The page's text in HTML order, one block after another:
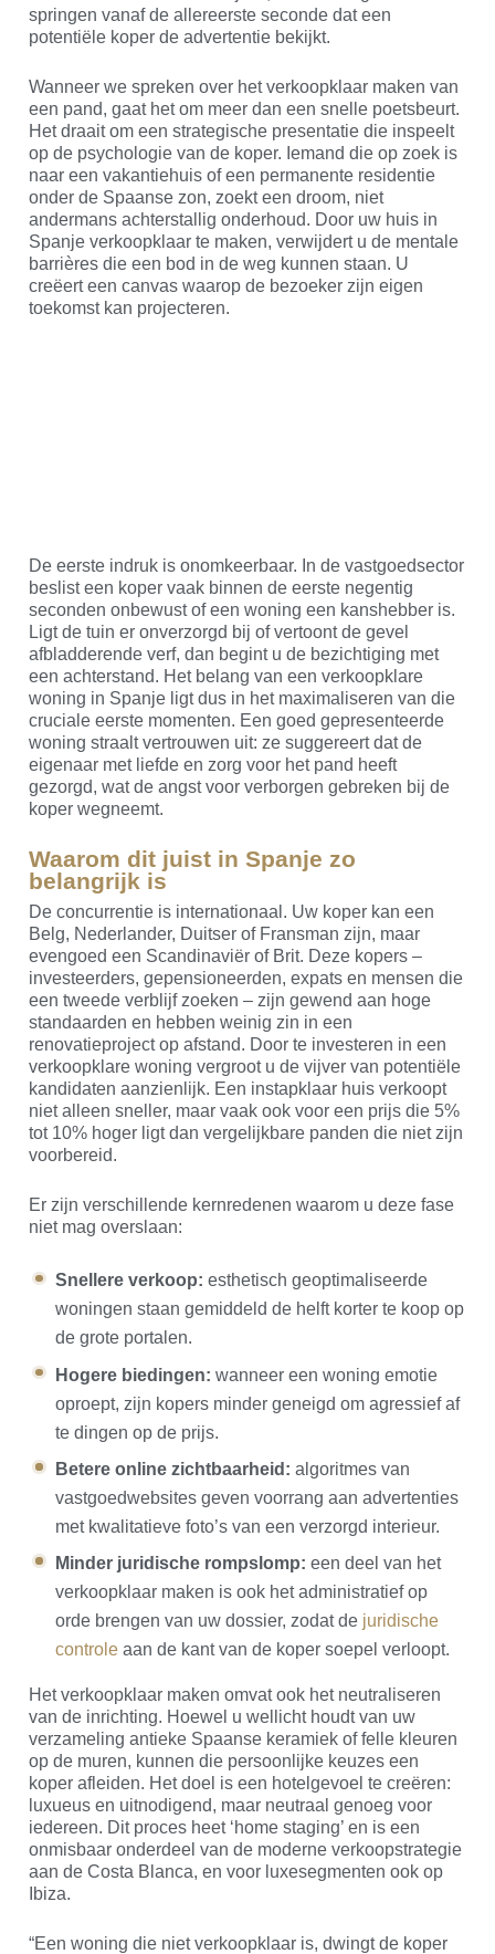
springen vanaf de allereerste seconde dat een
potentiële koper de advertentie bekijkt.
Wanneer we spreken over het verkoopklaar maken van
een pand, gaat het om meer dan een snelle poetsbeurt.
Het draait om een strategische presentatie die inspeelt
op de psychologie van de koper. Iemand die op zoek is
naar een vakantiehuis of een permanente residentie
onder de Spaanse zon, zoekt een droom, niet
andermans achterstallig onderhoud. Door uw huis in
Spanje verkoopklaar te maken, verwijdert u de mentale
barrières die een bod in de weg kunnen staan. U
creëert een canvas waarop de bezoeker zijn eigen
toekomst kan projecteren.
De eerste indruk is onomkeerbaar. In de vastgoedsector
beslist een koper vaak binnen de eerste negentig
seconden onbewust of een woning een kanshebber is.
Ligt de tuin er onverzorgd bij of vertoont de gevel
afbladderende verf, dan begint u de bezichtiging met
een achterstand. Het belang van een verkoopklare
woning in Spanje ligt dus in het maximaliseren van die
cruciale eerste momenten. Een goed gepresenteerde
woning straalt vertrouwen uit: ze suggereert dat de
eigenaar met liefde en zorg voor het pand heeft
gezorgd, wat de angst voor verborgen gebreken bij de
koper wegneemt.
Waarom dit juist in Spanje zo
belangrijk is
De concurrentie is internationaal. Uw koper kan een
Belg, Nederlander, Duitser of Fransman zijn, maar
evengoed een Scandinaviër of Brit. Deze kopers –
investeerders, gepensioneerden, expats en mensen die
een tweede verblijf zoeken – zijn gewend aan hoge
standaarden en hebben weinig zin in een
renovatieproject op afstand. Door te investeren in een
verkoopklare woning vergroot u de vijver van potentiële
kandidaten aanzienlijk. Een instapklaar huis verkoopt
niet alleen sneller, maar vaak ook voor een prijs die 5%
tot 10% hoger ligt dan vergelijkbare panden die niet zijn
voorbereid.
Er zijn verschillende kernredenen waarom u deze fase
niet mag overslaan:
Snellere verkoop: esthetisch geoptimaliseerde
woningen staan gemiddeld de helft korter te koop op
de grote portalen.
Hogere biedingen: wanneer een woning emotie
oproept, zijn kopers minder geneigd om agressief af
te dingen op de prijs.
Betere online zichtbaarheid: algoritmes van
vastgoedwebsites geven voorrang aan advertenties
met kwalitatieve foto’s van een verzorgd interieur.
Minder juridische rompslomp: een deel van het
verkoopklaar maken is ook het administratief op
orde brengen van uw dossier, zodat de juridische
controle aan de kant van de koper soepel verloopt.
Het verkoopklaar maken omvat ook het neutraliseren
van de inrichting. Hoewel u wellicht houdt van uw
verzameling antieke Spaanse keramiek of felle kleuren
op de muren, kunnen die persoonlijke keuzes een
koper afleiden. Het doel is een hotelgevoel te creëren:
luxueus en uitnodigend, maar neutraal genoeg voor
iedereen. Dit proces heet ‘home staging’ en is een
onmisbaar onderdeel van de moderne verkoopstrategie
aan de Costa Blanca, en voor luxesegmenten ook op
Ibiza.
“Een woning die niet verkoopklaar is, dwingt de koper